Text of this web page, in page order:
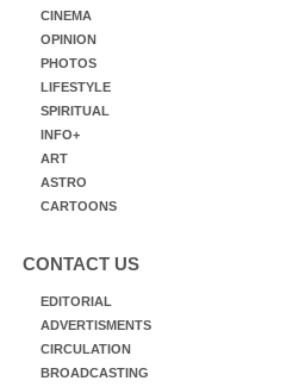
CINEMA
OPINION
PHOTOS
LIFESTYLE
SPIRITUAL
INFO+
ART
ASTRO
CARTOONS
CONTACT US
EDITORIAL
ADVERTISMENTS
CIRCULATION
BROADCASTING